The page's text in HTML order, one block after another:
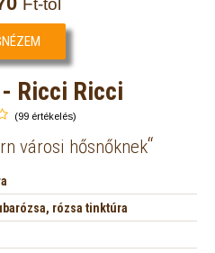
Ft-tól
Ricci Ricci
(99 értékelés)
városi hősnőknek“
rózsa tinktúra